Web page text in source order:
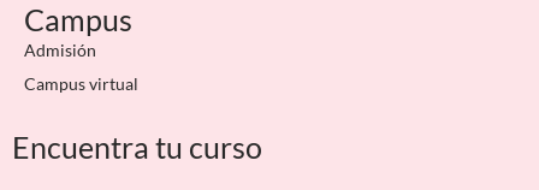
Campus
Admisión
Campus virtual
Encuentra tu curso